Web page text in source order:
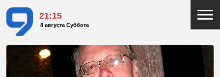
21:15
8 августа Суббота